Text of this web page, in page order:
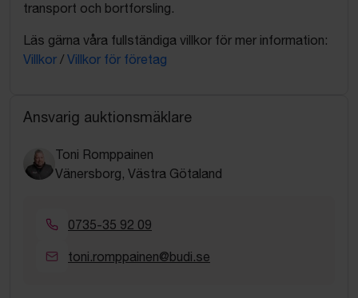
transport och bortforsling.
Läs gärna våra fullständiga villkor för mer information:
Villkor / Villkor för företag
Ansvarig auktionsmäklare
Toni Romppainen
Vänersborg, Västra Götaland
0735-35 92 09
toni.romppainen@budi.se